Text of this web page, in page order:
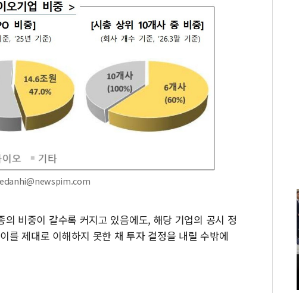
비중이 갈수록 커지고 있음에도, 해당 기업의 공시 정
를 제대로 이해하지 못한 채 투자 결정을 내릴 수밖에